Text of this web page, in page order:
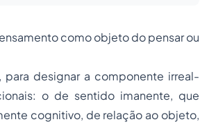
como objeto do pensar ou
para designar a componente irreal-
o de sentido imanente, que
cognitivo, de relação ao objeto,